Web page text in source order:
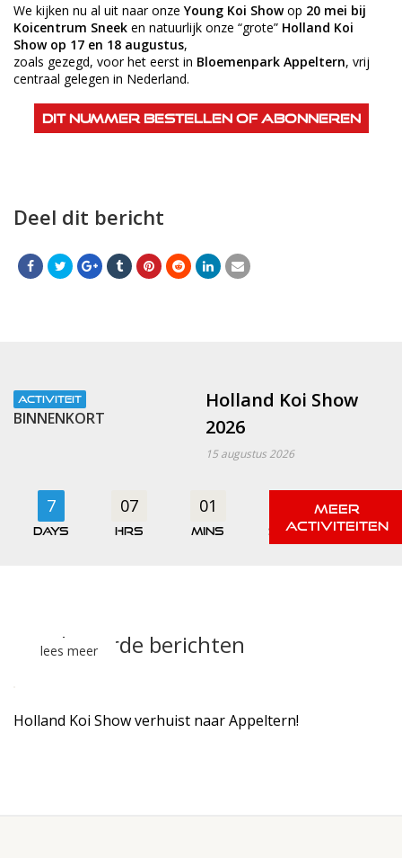
We kijken nu al uit naar onzeYoung Koi Showop 20 mei bij
Koicentrum Sneek en natuurlijk onze “grote” Holland Koi
Show op 17 en 18 augustus,
zoals gezegd, voor het eerst in Bloemenpark Appeltern, vrij
centraal gelegen in Nederland.
Dit nummer bestellen of abonneren
Deel dit bericht
ACTIVITEIT
BINNENKORT
Holland Koi Show
2026
15 augustus 2026
7
days
07
hrs
01
mins secs
Gerelateerde berichten
lees meer
Holland Koi Show verhuist naar Appeltern!